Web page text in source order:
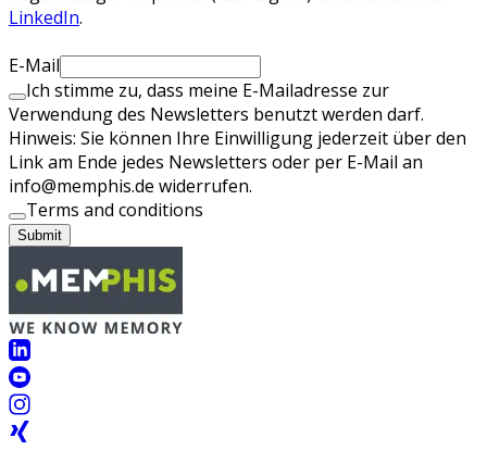
LinkedIn.
E-Mail
Ich stimme zu, dass meine E-Mailadresse zur
Verwendung des Newsletters benutzt werden darf.
Hinweis: Sie können Ihre Einwilligung jederzeit über den
Link am Ende jedes Newsletters oder per E-Mail an
info@memphis.de widerrufen.
Terms and conditions
Submit